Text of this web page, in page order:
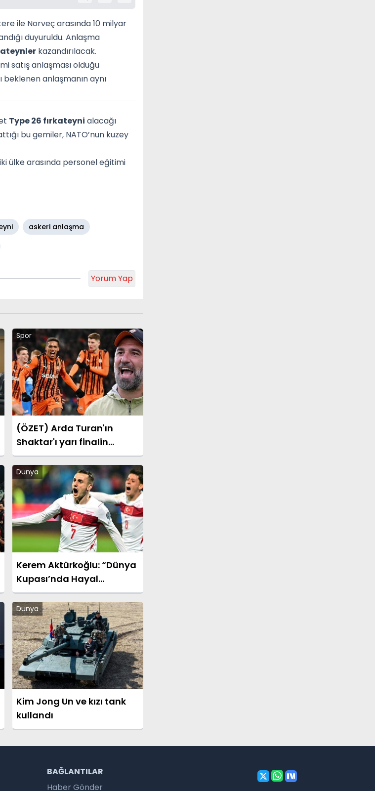
ile Norveç arasında 10 milyar
duyuruldu. Anlaşma
kazandırılacak.
satış anlaşması olduğu
anlaşmanın aynı
Type 26 fırkateyni alacağı
bu gemiler, NATO’nun kuzey
ülke arasında personel eğitimi
askeri anlaşma
Yorum Yap
Spor
(ÖZET) Arda Turan'ın
Shaktar'ı yarı finalin
kapılarını araladı! Shaktar
Donetsk - AZ Alkmaar
maçı sonucu: 3-0 (UEFA
Konferans Ligi)
Dünya
Kerem Aktürkoğlu: “Dünya
Kupası’nda Hayal
Kurduracağız”
Dünya
Kim Jong Un ve kızı tank
kullandı
BAĞLANTILAR
Haber Gönder